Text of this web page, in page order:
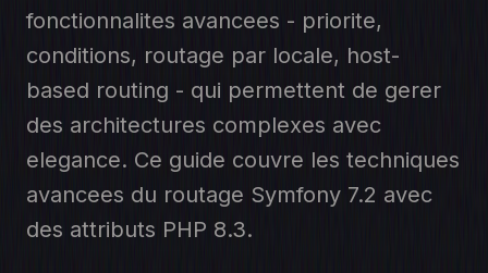
fonctionnalites avancees - priorite,
conditions, routage par locale, host-
based routing - qui permettent de gerer
des architectures complexes avec
elegance. Ce guide couvre les techniques
avancees du routage Symfony 7.2 avec
des attributs PHP 8.3.